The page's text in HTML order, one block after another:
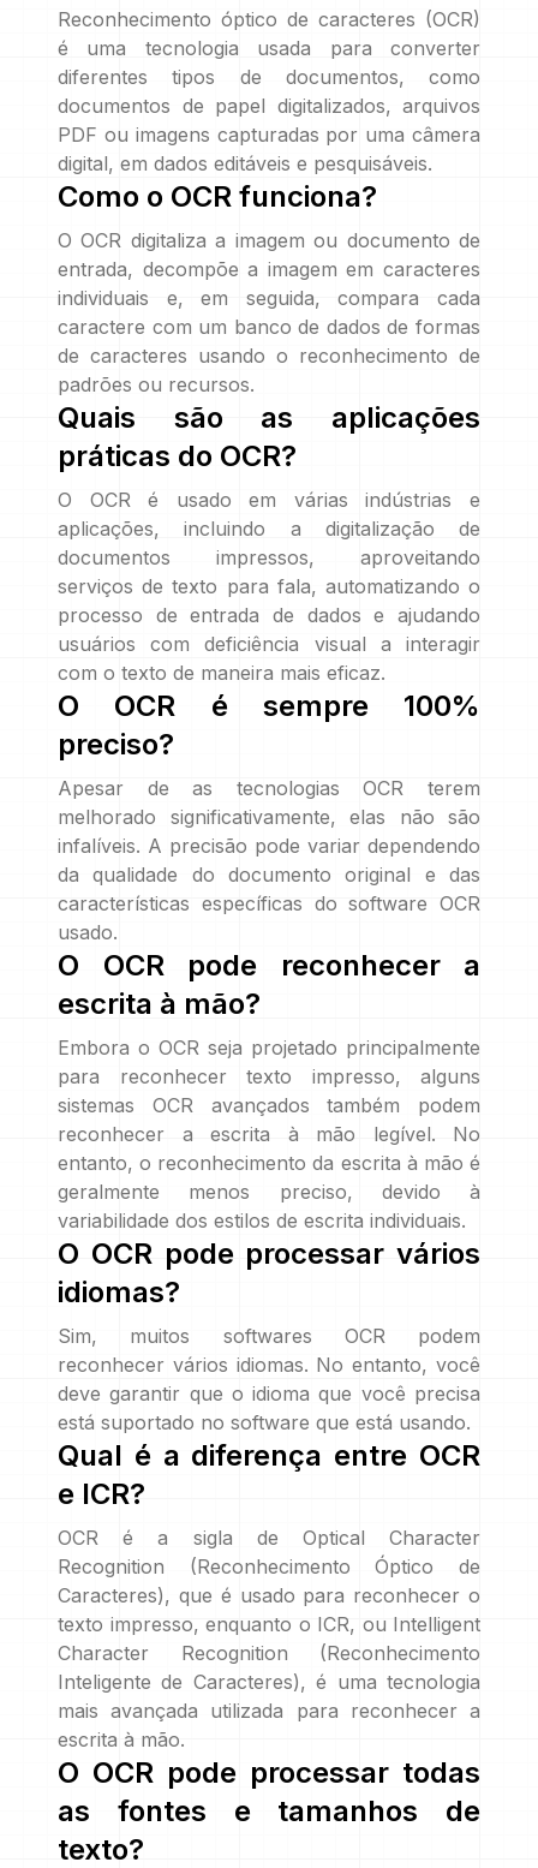
Reconhecimento óptico de caracteres (OCR)
é uma tecnologia usada para converter
diferentes tipos de documentos, como
documentos de papel digitalizados, arquivos
PDF ou imagens capturadas por uma câmera
digital, em dados editáveis e pesquisáveis.
Como o OCR funciona?
O OCR digitaliza a imagem ou documento de
entrada, decompõe a imagem em caracteres
individuais e, em seguida, compara cada
caractere com um banco de dados de formas
de caracteres usando o reconhecimento de
padrões ou recursos.
Quais são as aplicações
práticas do OCR?
O OCR é usado em várias indústrias e
aplicações, incluindo a digitalização de
documentos impressos, aproveitando
serviços de texto para fala, automatizando o
processo de entrada de dados e ajudando
usuários com deficiência visual a interagir
com o texto de maneira mais eficaz.
O OCR é sempre 100%
preciso?
Apesar de as tecnologias OCR terem
melhorado significativamente, elas não são
infalíveis. A precisão pode variar dependendo
da qualidade do documento original e das
características específicas do software OCR
usado.
O OCR pode reconhecer a
escrita à mão?
Embora o OCR seja projetado principalmente
para reconhecer texto impresso, alguns
sistemas OCR avançados também podem
reconhecer a escrita à mão legível. No
entanto, o reconhecimento da escrita à mão é
geralmente menos preciso, devido à
variabilidade dos estilos de escrita individuais.
O OCR pode processar vários
idiomas?
Sim, muitos softwares OCR podem
reconhecer vários idiomas. No entanto, você
deve garantir que o idioma que você precisa
está suportado no software que está usando.
Qual é a diferença entre OCR
e ICR?
OCR é a sigla de Optical Character
Recognition (Reconhecimento Óptico de
Caracteres), que é usado para reconhecer o
texto impresso, enquanto o ICR, ou Intelligent
Character Recognition (Reconhecimento
Inteligente de Caracteres), é uma tecnologia
mais avançada utilizada para reconhecer a
escrita à mão.
O OCR pode processar todas
as fontes e tamanhos de
texto?